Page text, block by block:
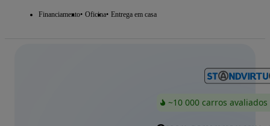
Financiamento Oficina Entrega em casa
~10 000 carros